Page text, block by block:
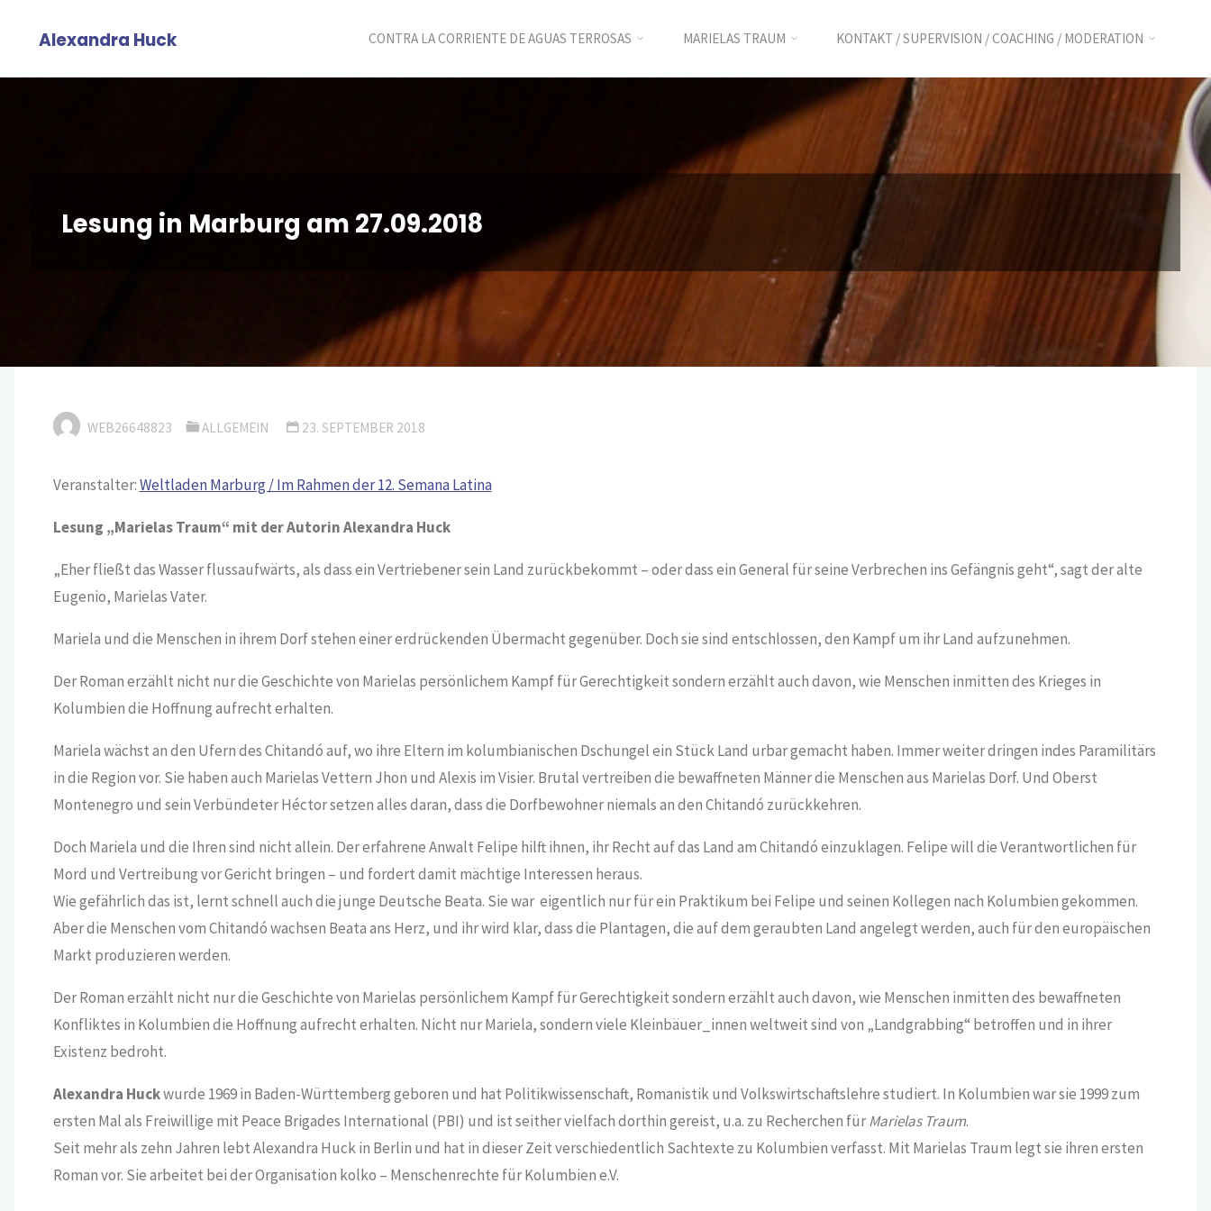
Alexandra Huck CONTRA LA CORRIENTE DE AGUAS TERROSAS MARIELAS TRAUM KONTAKT / SUPERVISION / COACHING / MODERATION
Lesung in Marburg am 27.09.2018
WEB26648823 ALLGEMEIN 23. SEPTEMBER 2018
Veranstalter:Weltladen Marburg / Im Rahmen der 12. Semana Latina
Lesung „Marielas Traum“ mit der Autorin Alexandra Huck
„Eher fließt das Wasser flussaufwärts, als dass ein Vertriebener sein Land zurückbekommt – oder dass ein General für seine Verbrechen ins Gefängnis geht“, sagt der alte
Eugenio, Marielas Vater.
Mariela und die Menschen in ihrem Dorf stehen einer erdrückenden Übermacht gegenüber. Doch sie sind entschlossen, den Kampf um ihr Land aufzunehmen.
Der Roman erzählt nicht nur die Geschichte von Marielas persönlichem Kampf für Gerechtigkeit sondern erzählt auch davon, wie Menschen inmitten des Krieges in
Kolumbien die Hoffnung aufrecht erhalten.
Mariela wächst an den Ufern des Chitandó auf, wo ihre Eltern im kolumbianischen Dschungel ein Stück Land urbar gemacht haben. Immer weiter dringen indes Paramilitärs
in die Region vor. Sie haben auch Marielas Vettern Jhon und Alexis im Visier. Brutal vertreiben die bewaffneten Männer die Menschen aus Marielas Dorf. Und Oberst
Montenegro und sein Verbündeter Héctor setzen alles daran, dass die Dorfbewohner niemals an den Chitandó zurückkehren.
Doch Mariela und die Ihren sind nicht allein. Der erfahrene Anwalt Felipe hilft ihnen, ihr Recht auf das Land am Chitandó einzuklagen. Felipe will die Verantwortlichen für
Mord und Vertreibung vor Gericht bringen – und fordert damit mächtige Interessen heraus.
Wie gefährlich das ist, lernt schnell auch die junge Deutsche Beata. Sie war eigentlich nur für ein Praktikum bei Felipe und seinen Kollegen nach Kolumbien gekommen.
Aber die Menschen vom Chitandó wachsen Beata ans Herz, und ihr wird klar, dass die Plantagen, die auf dem geraubten Land angelegt werden, auch für den europäischen
Markt produzieren werden.
Der Roman erzählt nicht nur die Geschichte von Marielas persönlichem Kampf für Gerechtigkeit sondern erzählt auch davon, wie Menschen inmitten des bewaffneten
Konfliktes in Kolumbien die Hoffnung aufrecht erhalten. Nicht nur Mariela, sondern viele Kleinbäuer_innen weltweit sind von „Landgrabbing“ betroffen und in ihrer
Existenz bedroht.
Alexandra Huckwurde 1969 in Baden-Württemberg geboren und hat Politikwissenschaft, Romanistik und Volkswirtschaftslehre studiert. In Kolumbien war sie 1999 zum
ersten Mal als Freiwillige mit Peace Brigades International (PBI) und ist seither vielfach dorthin gereist, u.a. zu Recherchen fürMarielas Traum.
Seit mehr als zehn Jahren lebt Alexandra Huck in Berlin und hat in dieser Zeit verschiedentlich Sachtexte zu Kolumbien verfasst. Mit Marielas Traum legt sie ihren ersten
Roman vor. Sie arbeitet bei der Organisation kolko – Menschenrechte für Kolumbien e.V.